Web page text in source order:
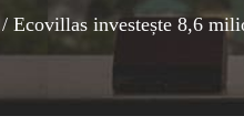
/ Ecovillas investește 8,6